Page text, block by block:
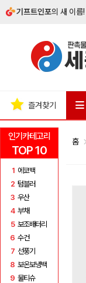
기프트인포의 새 이름!
인기카테고리
TOP 10
1 에코백
2 텀블러
3 우산
4 부채
5 보조배터리
6 수건
7 선풍기
8 보온보냉백
9 물티슈
즐겨찾기
홈